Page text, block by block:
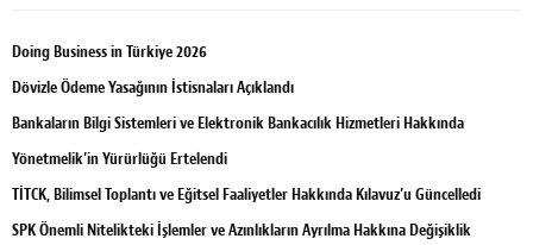
Doing Business in Türkiye 2026
Dövizle Ödeme Yasağının İstisnaları Açıklandı
Bankaların Bilgi Sistemleri ve Elektronik Bankacılık Hizmetleri Hakkında
Yönetmelik’in Yürürlüğü Ertelendi
TİTCK, Bilimsel Toplantı ve Eğitsel Faaliyetler Hakkında Kılavuz’u Güncelledi
SPK Önemli Nitelikteki İşlemler ve Azınlıkların Ayrılma Hakkına Değişiklik